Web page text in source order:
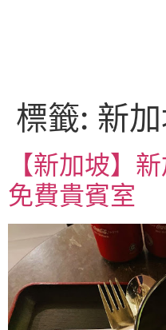
標籤: 新
【新加坡】
免費貴賓室